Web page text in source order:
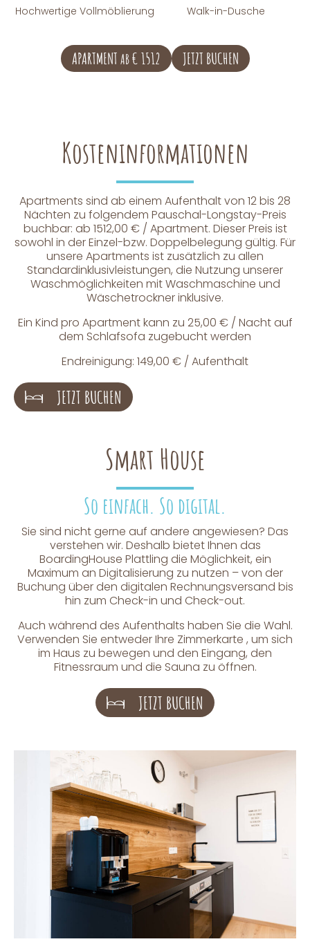
Hochwertige Vollmöblierung Walk-in-Dusche
APARTMENT AB€ 1512 JETZT BUCHEN
Kosteninformationen
Apartments sind ab einem Aufenthalt von 12 bis 28
Nächten zu folgendem Pauschal-Longstay-Preis
buchbar: ab 1512,00 € / Apartment. Dieser Preis ist
sowohl in der Einzel-bzw. Doppelbelegung gültig. Für
unsere Apartments ist zusätzlich zu allen
Standardinklusivleistungen, die Nutzung unserer
Waschmöglichkeiten mit Waschmaschine und
Wäschetrockner inklusive.
Ein Kind pro Apartment kann zu 25,00 € / Nacht auf
dem Schlafsofa zugebucht werden
Endreinigung: 149,00 € / Aufenthalt
JETZT BUCHEN
Smart House
So einfach. So digital.
Sie sind nicht gerne auf andere angewiesen? Das
verstehen wir. Deshalb bietet Ihnen das
BoardingHouse Plattling die Möglichkeit, ein
Maximum an Digitalisierung zu nutzen – von der
Buchung über den digitalen Rechnungsversand bis
hin zum Check-in und Check-out.
Auch während des Aufenthalts haben Sie die Wahl.
Verwenden Sie entweder Ihre Zimmerkarte , um sich
im Haus zu bewegen und den Eingang, den
Fitnessraum und die Sauna zu öffnen.
JETZT BUCHEN